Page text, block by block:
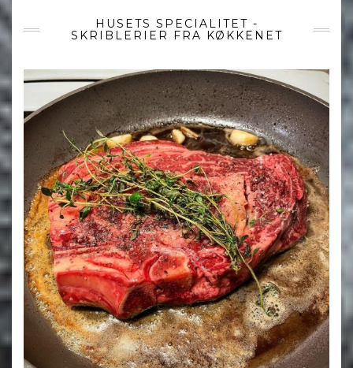
HUSETS SPECIALITET -
SKRIBLERIER FRA KØKKENET